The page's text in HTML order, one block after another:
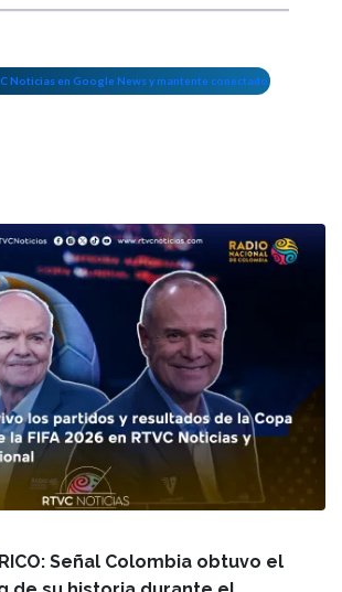
Noticias en Google News y mantente conectado
Señal Colombia obtuvo el